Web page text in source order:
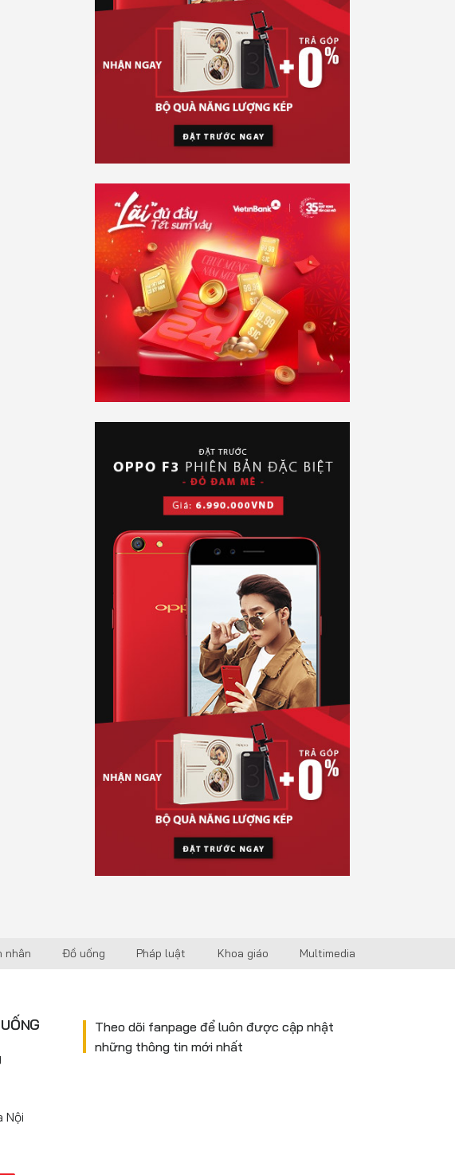
nhân Đồ uống Pháp luật Khoa giáo Multimedia
Nội
Theo dõi fanpage để luôn được cập nhật
những thông tin mới nhất